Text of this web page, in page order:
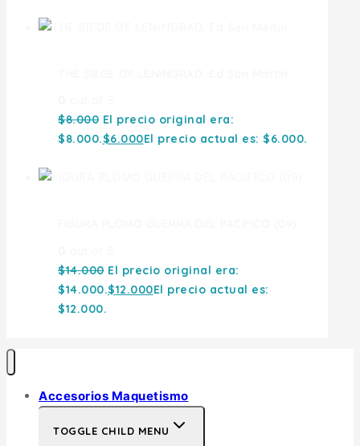
$8.000 El precio original era:
$8.000.$6.000El precio actual es: $6.000.
$14.000 El precio original era:
$14.000.$12.000El precio actual es:
$12.000.
Accesorios Maquetismo
TOGGLE CHILD MENU